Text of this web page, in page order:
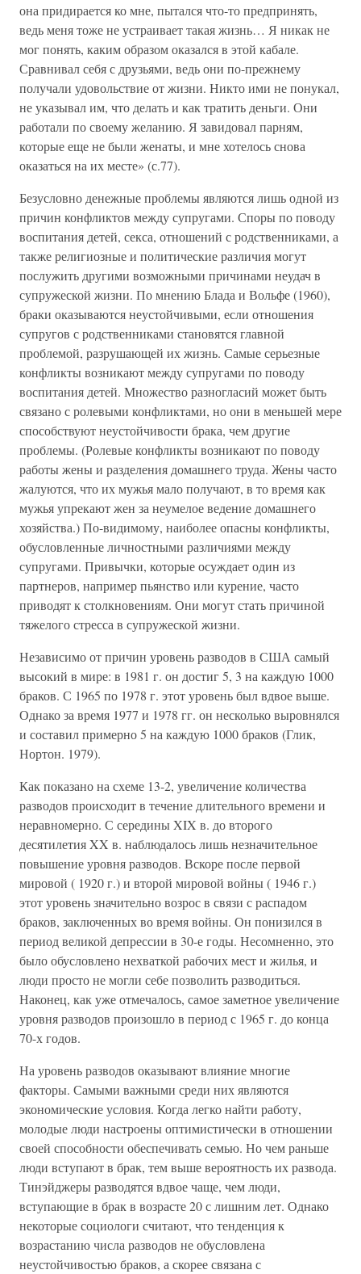
она придирается ко мне, пытался что-то предпринять,
ведь меня тоже не устраивает такая жизнь… Я никак не
мог понять, каким образом оказался в этой кабале.
Сравнивал себя с друзьями, ведь они по-прежнему
получали удовольствие от жизни. Никто ими не понукал,
не указывал им, что делать и как тратить деньги. Они
работали по своему желанию. Я завидовал парням,
которые еще не были женаты, и мне хотелось снова
оказаться на их месте» (с.77).
Безусловно денежные проблемы являются лишь одной из
причин конфликтов между супругами. Споры по поводу
воспитания детей, секса, отношений с родственниками, а
также религиозные и политические различия могут
послужить другими возможными причинами неудач в
супружеской жизни. По мнению Блада и Вольфе (1960),
браки оказываются неустойчивыми, если отношения
супругов с родственниками становятся главной
проблемой, разрушающей их жизнь. Самые серьезные
конфликты возникают между супругами по поводу
воспитания детей. Множество разногласий может быть
связано с ролевыми конфликтами, но они в меньшей мере
способствуют неустойчивости брака, чем другие
проблемы. (Ролевые конфликты возникают по поводу
работы жены и разделения домашнего труда. Жены часто
жалуются, что их мужья мало получают, в то время как
мужья упрекают жен за неумелое ведение домашнего
хозяйства.) По-видимому, наиболее опасны конфликты,
обусловленные личностными различиями между
супругами. Привычки, которые осуждает один из
партнеров, например пьянство или курение, часто
приводят к столкновениям. Они могут стать причиной
тяжелого стресса в супружеской жизни.
Независимо от причин уровень разводов в США самый
высокий в мире: в 1981 г. он достиг 5, 3 на каждую 1000
браков. С 1965 по 1978 г. этот уровень был вдвое выше.
Однако за время 1977 и 1978 гг. он несколько выровнялся
и составил примерно 5 на каждую 1000 браков (Глик,
Нортон. 1979).
Как показано на схеме 13-2, увеличение количества
разводов происходит в течение длительного времени и
неравномерно. С середины XIX в. до второго
десятилетия XX в. наблюдалось лишь незначительное
повышение уровня разводов. Вскоре после первой
мировой ( 1920 г.) и второй мировой войны ( 1946 г.)
этот уровень значительно возрос в связи с распадом
браков, заключенных во время войны. Он понизился в
период великой депрессии в 30-е годы. Несомненно, это
было обусловлено нехваткой рабочих мест и жилья, и
люди просто не могли себе позволить разводиться.
Наконец, как уже отмечалось, самое заметное увеличение
уровня разводов произошло в период с 1965 г. до конца
70-х годов.
На уровень разводов оказывают влияние многие
факторы. Самыми важными среди них являются
экономические условия. Когда легко найти работу,
молодые люди настроены оптимистически в отношении
своей способности обеспечивать семью. Но чем раньше
люди вступают в брак, тем выше вероятность их развода.
Тинэйджеры разводятся вдвое чаще, чем люди,
вступающие в брак в возрасте 20 с лишним лет. Однако
некоторые социологи считают, что тенденция к
возрастанию числа разводов не обусловлена
неустойчивостью браков, а скорее связана с